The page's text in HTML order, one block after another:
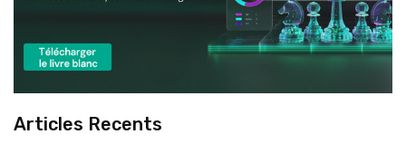
Articles Recents